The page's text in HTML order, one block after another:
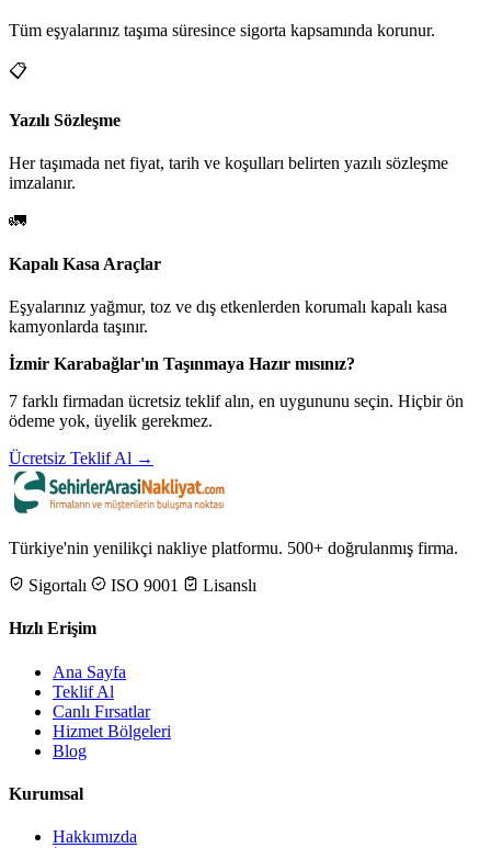
Tüm eşyalarınız taşıma süresince sigorta kapsamında korunur.
📋
Yazılı Sözleşme
Her taşımada net fiyat, tarih ve koşulları belirten yazılı sözleşme
imzalanır.
🚛
Kapalı Kasa Araçlar
Eşyalarınız yağmur, toz ve dış etkenlerden korumalı kapalı kasa
kamyonlarda taşınır.
İzmir Karabağlar'ın Taşınmaya Hazır mısınız?
7 farklı firmadan ücretsiz teklif alın, en uygununu seçin. Hiçbir ön
ödeme yok, üyelik gerekmez.
Ücretsiz Teklif Al →
Türkiye'nin yenilikçi nakliye platformu. 500+ doğrulanmış firma.
Sigortalı
ISO 9001 Lisanslı
Hızlı Erişim
Ana Sayfa
Teklif Al
Canlı Fırsatlar
Hizmet Bölgeleri
Blog
Kurumsal
Hakkımızda